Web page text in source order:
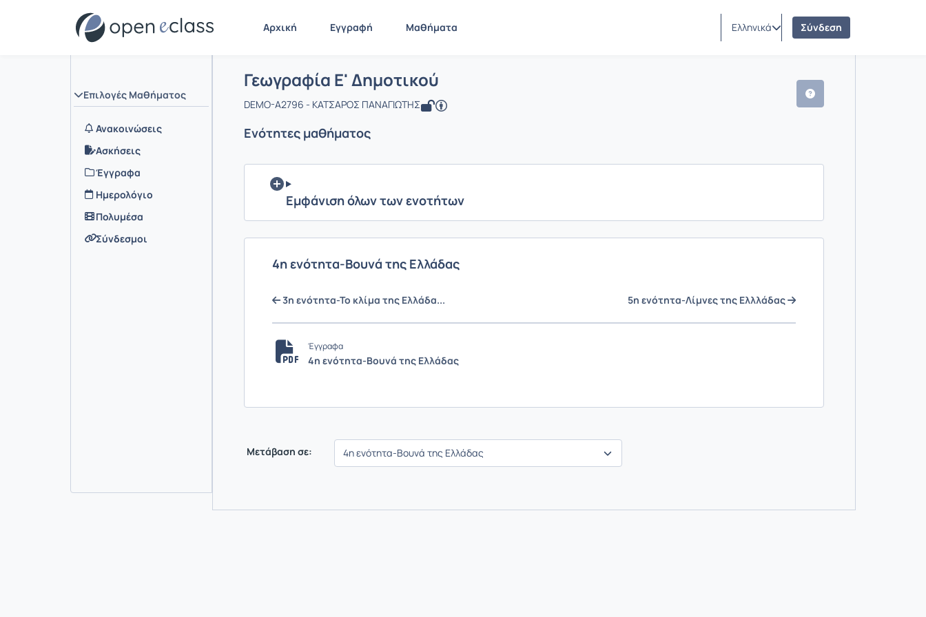
Αρχική Εγγραφή Μαθήματα Ελληνικά Σύνδεση
Επιλογές Μαθήματος
Ανακοινώσεις
Ασκήσεις
Έγγραφα
Ημερολόγιο
Πολυμέσα
Σύνδεσμοι
Μάθημα : Γεωγραφία Ε' Δημοτικού
Γεωγραφία Ε' Δημοτικού
DEMO-A2796 - ΚΑΤΣΑΡΟΣ ΠΑΝΑΓΙΩΤΗΣ
Ενότητες μαθήματος
Εμφάνιση όλων των ενοτήτων
4η ενότητα-Βουνά της Ελλάδας
3η ενότητα-Το κλίμα της Ελλάδα... 5η ενότητα-Λίμνες της Ελλλάδας
Έγγραφα
4η ενότητα-Βουνά της Ελλάδας
Μετάβαση σε: